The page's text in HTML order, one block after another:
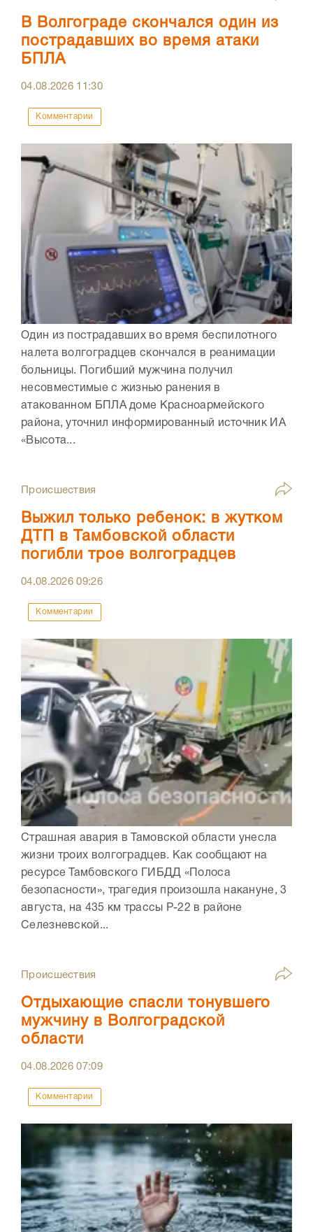
В Волгограде скончался один из
пострадавших во время атаки
БПЛА
04.08.2026 11:30
Комментарии
Один из пострадавших во время беспилотного
налета волгоградцев скончался в реанимации
больницы. Погибший мужчина получил
несовместимые с жизнью ранения в
атакованном БПЛА доме Красноармейского
района, уточнил информированный источник ИА
«Высота...
Происшествия
Выжил только ребенок: в жутком
ДТП в Тамбовской области
погибли трое волгоградцев
04.08.202609:26
Комментарии
Страшная авария в Тамовской области унесла
жизни троих волгоградцев. Как сообщают на
ресурсе Тамбовского ГИБДД «Полоса
безопасности», трагедия произошла накануне, 3
августа, на 435 км трассы Р-22 в районе
Селезневской...
Происшествия
Отдыхающие спасли тонувшего
мужчину в Волгоградской
области
04.08.202607:09
Комментарии